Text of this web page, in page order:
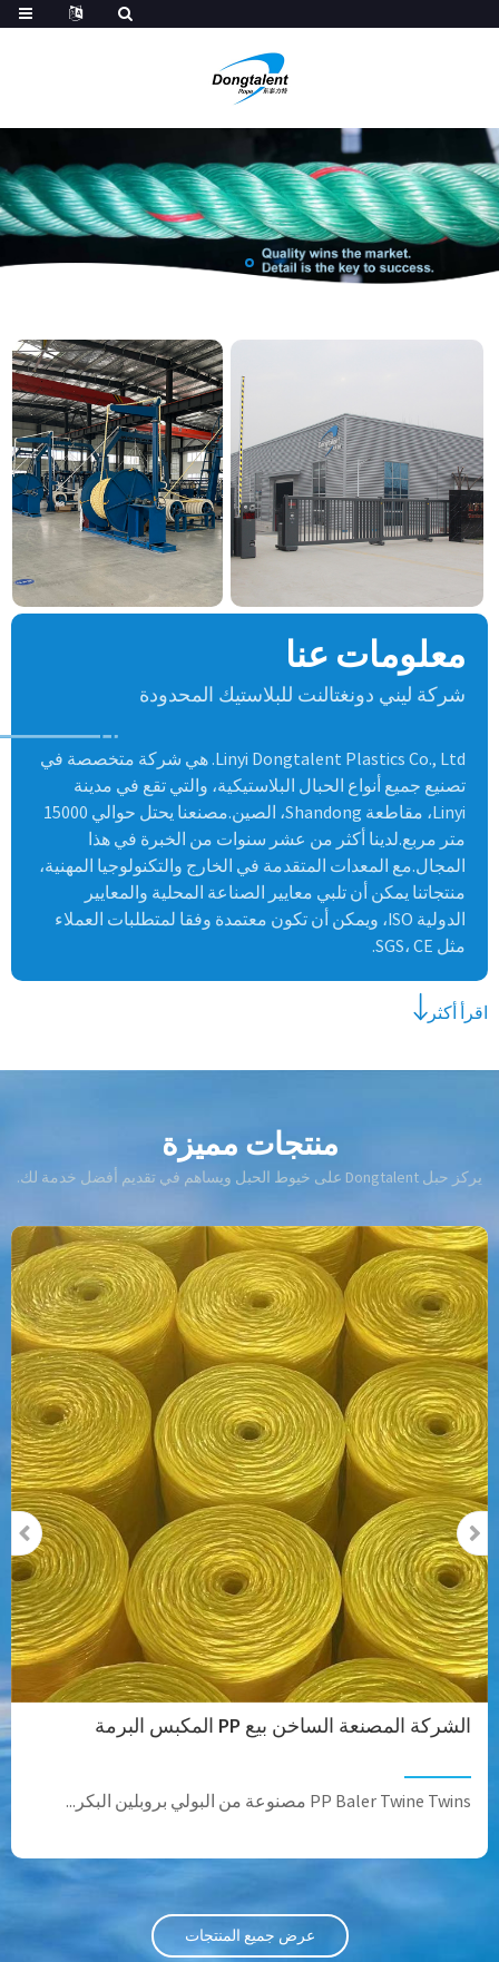
معلومات عنا
شركة ليني دونغتالنت للبلاستيك المحدودة
Linyi Dongtalent Plastics Co., Ltd. هي شركة متخصصة في
تصنيع جميع أنواع الحبال البلاستيكية، والتي تقع في مدينة
Linyi، مقاطعة Shandong، الصين.مصنعنا يحتل حوالي 15000
متر مربع.لدينا أكثر من عشر سنوات من الخبرة في هذا
المجال.مع المعدات المتقدمة في الخارج والتكنولوجيا المهنية،
منتجاتنا يمكن أن تلبي معايير الصناعة المحلية والمعايير
الدولية ISO، ويمكن أن تكون معتمدة وفقا لمتطلبات العملاء
مثل SGS، CE.
اقرأ أكثر
منتجات مميزة
يركز حبل Dongtalent على خيوط الحبل ويساهم في تقديم أفضل خدمة لك.
الشركة المصنعة الساخن بيع PP المكبس البرمة
PP Baler Twine Twins مصنوعة من البولي بروبلين البكر...
عرض جميع المنتجات